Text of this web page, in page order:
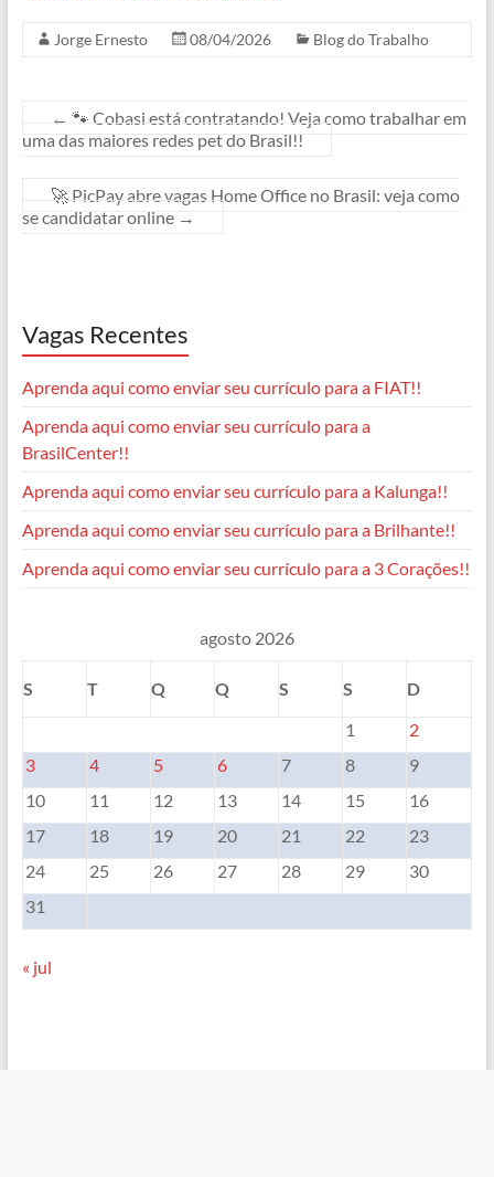
e
o
t
A
p
e
r
a
s
g
r
e
d
s
y
n
Jorge Ernesto 08/04/2026 Blog do Trabalho
← 🐾 Cobasi está contratando! Veja como trabalhar em
uma das maiores redes pet do Brasil!!
🚀 PicPay abre vagas Home Office no Brasil: veja como
se candidatar online →
Vagas Recentes
Aprenda aqui como enviar seu currículo para a FIAT!!
Aprenda aqui como enviar seu currículo para a
BrasilCenter!!
Aprenda aqui como enviar seu currículo para a Kalunga!!
Aprenda aqui como enviar seu currículo para a Brilhante!!
Aprenda aqui como enviar seu currículo para a 3 Corações!!
agosto 2026
S T Q Q S S
D
1
2
3
4 5 6 7 8
9
10
11 12 13 14 15
16
17
18 19 20 21 22
23
24
25 26 27 28 29
30
31
« jul